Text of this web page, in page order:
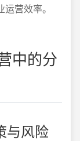
营效率。
中的分
与风险